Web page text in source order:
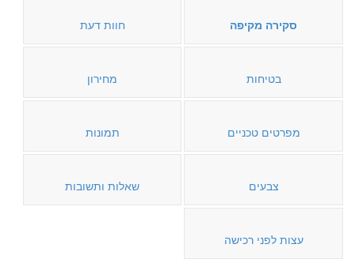
סקירה מקיפה חוות דעת
בטיחות מחירון
מפרטים טכניים תמונות
צבעים שאלות ותשובות
עצות לפני רכישה